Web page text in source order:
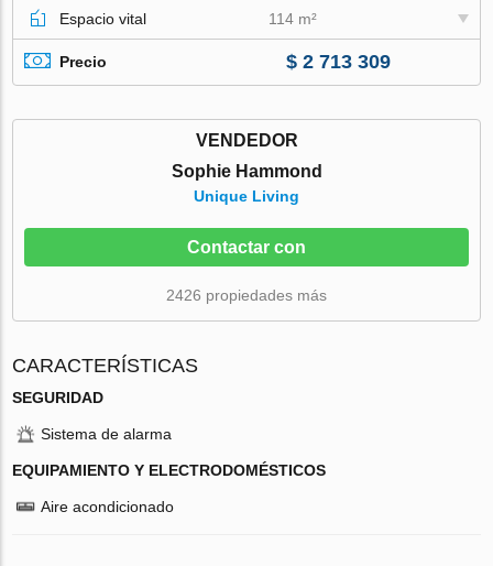
Espacio vital
114 m²
Precio $ 2 713 309
VENDEDOR
Sophie Hammond
Unique Living
Contactar con
2426 propiedades más
CARACTERÍSTICAS
SEGURIDAD
Sistema de alarma
EQUIPAMIENTO Y ELECTRODOMÉSTICOS
Aire acondicionado